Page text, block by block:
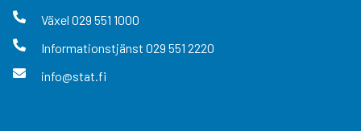
Växel 029 551 1000
Informationstjänst 029 551 2220
info@stat.fi